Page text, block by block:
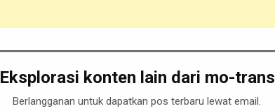
Eksplorasi konten lain dari mo-trans
Berlangganan untuk dapatkan pos terbaru lewat email.